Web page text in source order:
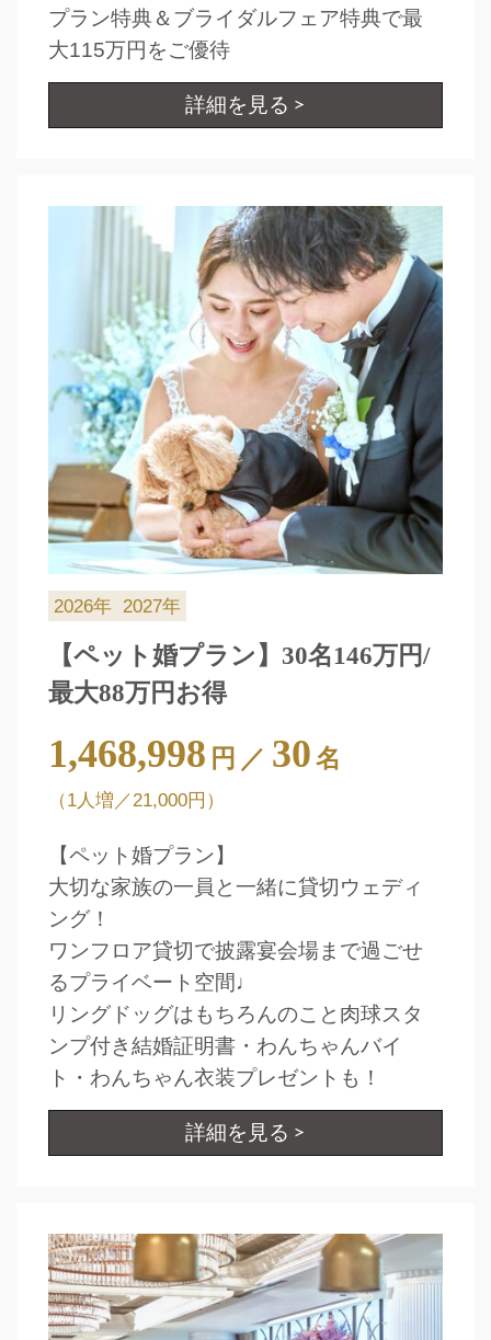
プラン特典＆ブライダルフェア特典で最
大115万円をご優待
詳細を見る
2026年 2027年
【ペット婚プラン】30名146万円/
最大88万円お得
1,468,998 円 ／ 30 名
（1人増／21,000円）
【ペット婚プラン】
大切な家族の一員と一緒に貸切ウェディ
ング！
ワンフロア貸切で披露宴会場まで過ごせ
るプライベート空間♩
リングドッグはもちろんのこと肉球スタ
ンプ付き結婚証明書・わんちゃんバイ
ト・わんちゃん衣装プレゼントも！
詳細を見る
ブライダルフェア 日時
■■■タイトル■■■
■■■日付■■■
予約画面に進む
TEL.0120-117-548